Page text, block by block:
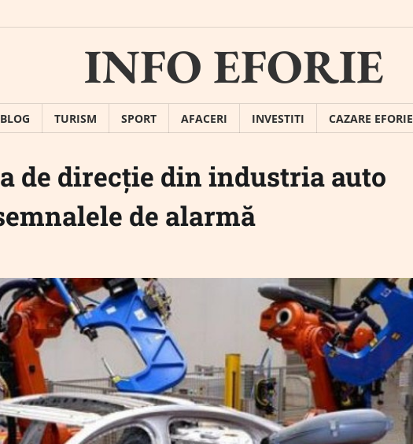
INFO EFORIE
BLOG TURISM SPORT AFACERI INVESTITI CAZARE EFORIE
de direcție din industria auto
de alarmă